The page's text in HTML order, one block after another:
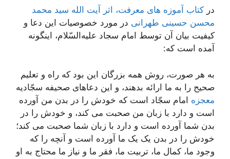
در کتاب آموزه های معرفت، اثر آیت الله سید محمد
محسن حسینی طهرانی در مورد خصوصیات این دعا و
کیفیت بیان آن توسط امام سجاد علیه‌السّلام، اینگونه
آمده است که:
به هر صورت، روش همه بزرگان این بود که راه و تعلیم
صحیح را به ما ارائه بدهند، و این دعاهای صحیفه سجّادیه
معجزه امام سجّاد است که خودش را در بدن من آورده
است و دارد با زبان من صحبت می کند، و خودش را در
بدن شما آورده است و دارد با زبان شما صحبت می کند؛
خودش را در بدن یک یک ما آورده است و آنچه را که
وجود ما، کمال ما، تربیت ما، فقر ما و نیاز ما محتاج به او